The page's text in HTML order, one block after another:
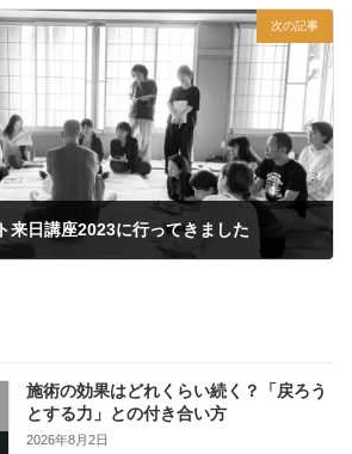
次の記事
来日講座2023に行ってきました
施術の効果はどれくらい続く？「戻ろう
とする力」との付き合い方
2026年8月2日